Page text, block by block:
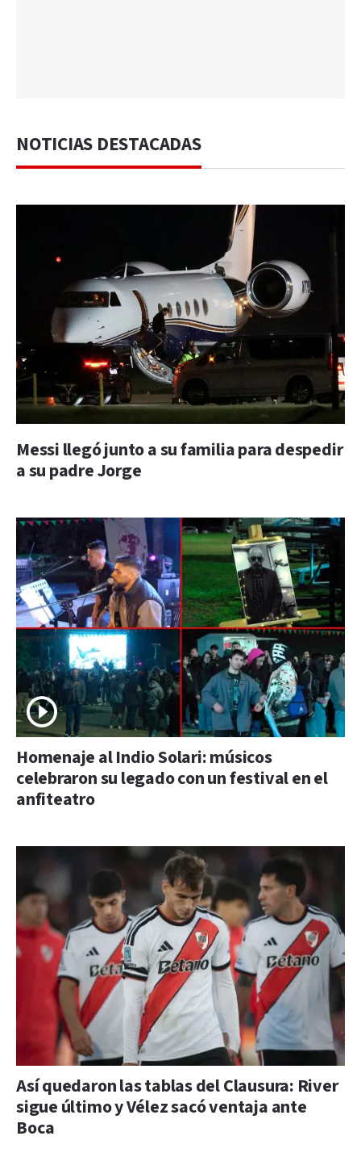
NOTICIAS DESTACADAS
Messi llegó junto a su familia para despedir
a su padre Jorge
Homenaje al Indio Solari: músicos
celebraron su legado con un festival en el
anfiteatro
Así quedaron las tablas del Clausura: River
sigue último y Vélez sacó ventaja ante
Boca